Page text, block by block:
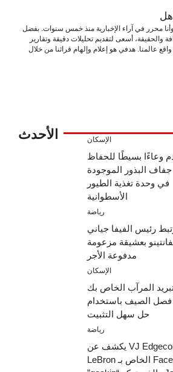
محرر في آراء الإخبارية منذ خمس سنوات. بفضل
والحقيقة، أسعى لتقديم تحليلات دقيقة وتقارير
عالمنا. هدفي هو إعلام وإلهام قرائنا من خلال
الأحدث الإسكان
وعاءًا بسيطًا للحفاظ
البذور الموجودة
في وحدة تغذية الطيور
الأسطوانية
رياضة
رئيس الفيفا جياني
بعشيقة مزعومة
مدفوعة الأجر
الإسكان
المرآب الخاص بك
فصل الصيف باستخدام
حل سهل التثبيت
رياضة
VJ Edgecombe يكشف عن
FaceTime الخاص بـ LeBron